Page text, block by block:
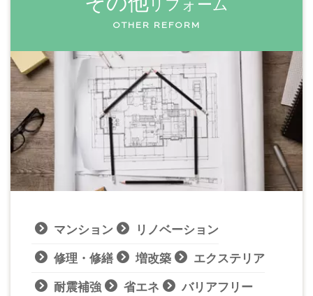
リフォーム
OTHER REFORM
マンション リノベーション
修理・修繕 増改築 エクステリア
耐震補強 省エネ バリアフリー